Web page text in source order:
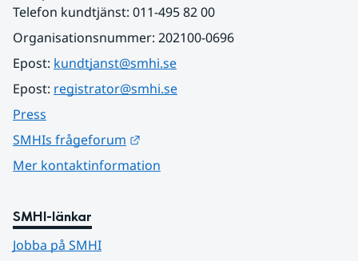
Telefon kundtjänst: 011-495 82 00
Organisationsnummer: 202100-0696
Epost: kundtjanst@smhi.se
Epost: registrator@smhi.se
Press
SMHIs frågeforum
Mer kontaktinformation
SMHI-länkar
Jobba på SMHI